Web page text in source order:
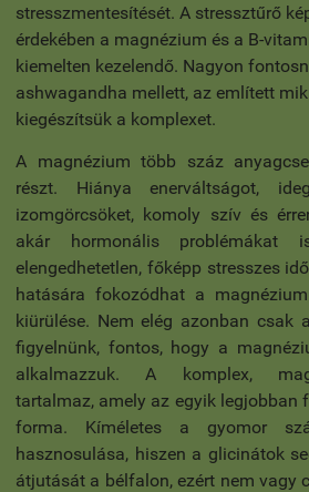
stresszmentesítését. A stressztűrő
érdekében a magnézium és a B-
kiemelten kezelendő. Nagyon
ashwagandha mellett, az említett
kiegészítsük a komplexet.
A magnézium több száz
részt. Hiánya enerváltságot,
izomgörcsöket, komoly szív és
akár hormonális problémákat
elengedhetetlen, főképp stresszes
hatására fokozódhat a
kiürülése. Nem elég azonban csak
figyelnünk, fontos, hogy a
alkalmazzuk. A komplex,
tartalmaz, amely az egyik legjobban
forma. Kíméletes a gyomor
hasznosulása, hiszen a glicinátok
átjutását a bélfalon, ezért nem vagy